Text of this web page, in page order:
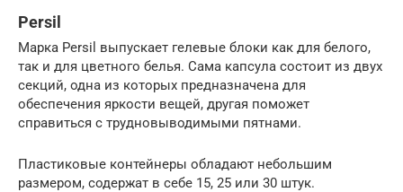
Persil
Марка Persil выпускает гелевые блоки как для белого,
так и для цветного белья. Сама капсула состоит из двух
секций, одна из которых предназначена для
обеспечения яркости вещей, другая поможет
справиться с трудновыводимыми пятнами.
Пластиковые контейнеры обладают небольшим
размером, содержат в себе 15, 25 или 30 штук.